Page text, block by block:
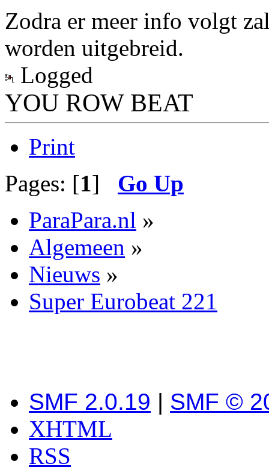
Zodra er meer info volgt
worden uitgebreid.
Logged
YOU ROW BEAT
Print
Pages: [1] Go Up
ParaPara.nl »
Algemeen »
Nieuws »
Super Eurobeat 221
SMF 2.0.19 | SMF ©
XHTML
RSS